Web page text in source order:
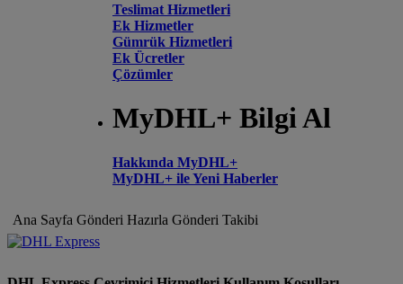
Teslimat Hizmetleri
Ek Hizmetler
Gümrük Hizmetleri
Ek Ücretler
Çözümler
MyDHL+ Bilgi Al
Hakkında MyDHL+
MyDHL+ ile Yeni Haberler
Ana Sayfa Gönderi Hazırla Gönderi Takibi